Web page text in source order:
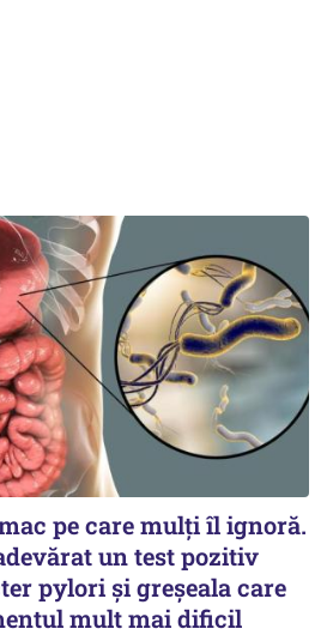
pe care mulți îl ignoră.
un test pozitiv
pylori și greșeala care
mult mai dificil